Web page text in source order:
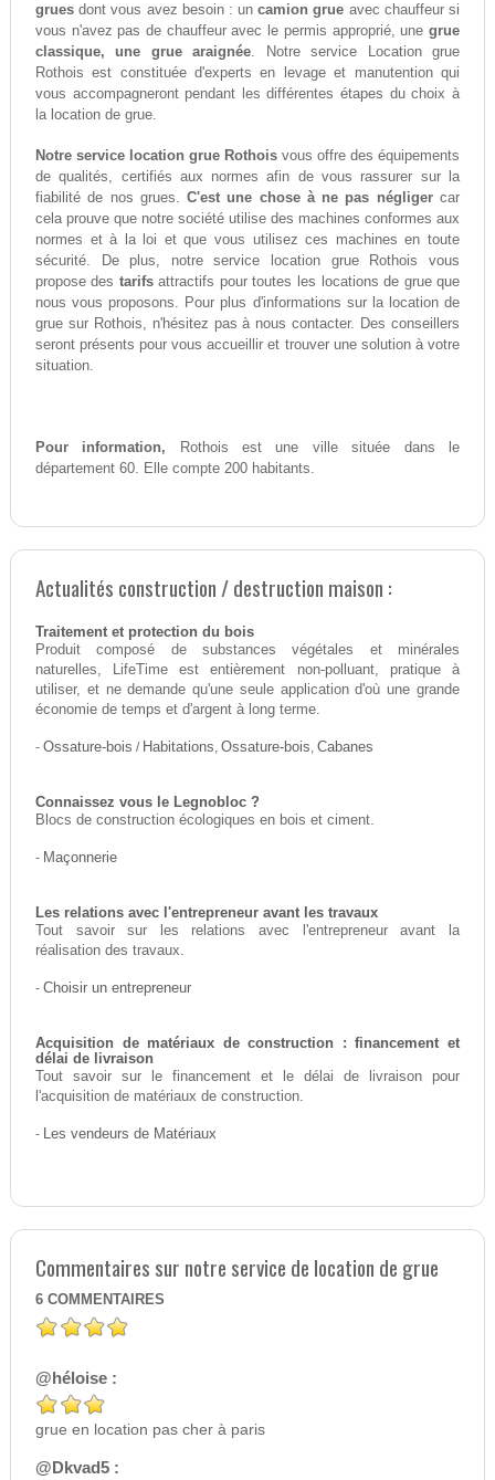
gruesdont vous avez besoin : uncamion grue avec chauffeur si
vous n'avez pas de chauffeur avec le permis approprié, unegrue
classique, une grue araignée. Notre service Location grue
Rothois est constituée d'experts en levage et manutention qui
vous accompagneront pendant les différentes étapes du choix à
la location de grue.
Notre service location grue Rothois vous offre des équipements
de qualités, certifiés aux normes afin de vous rassurer sur la
fiabilité de nos grues.C'est une chose à ne pas négligercar
cela prouve que notre société utilise des machines conformes aux
normes et à la loi et que vous utilisez ces machines en toute
sécurité. De plus, notre service location grue Rothois vous
propose des tarifsattractifs pour toutes les locations de grue que
nous vous proposons. Pour plus d'informations sur la location de
grue sur Rothois, n'hésitez pas à nous contacter. Des conseillers
seront présents pour vous accueillir et trouver une solution à votre
situation.
Pour information, Rothois est une ville située dans le
département 60. Elle compte 200 habitants.
Actualités construction / destruction maison :
Traitement et protection du bois
Produit composé de substances végétales et minérales
naturelles, LifeTime est entièrement non-polluant, pratique à
utiliser, et ne demande qu'une seule application d'où une grande
économie de temps et d'argent à long terme.
- Ossature-bois / Habitations, Ossature-bois, Cabanes
Connaissez vous le Legnobloc ?
Blocs de construction écologiques en bois et ciment.
- Maçonnerie
Les relations avec l'entrepreneur avant les travaux
Tout savoir sur les relations avec l'entrepreneur avant la
réalisation des travaux.
- Choisir un entrepreneur
Acquisition de matériaux de construction : financement et
délai de livraison
Tout savoir sur le financement et le délai de livraison pour
l'acquisition de matériaux de construction.
- Les vendeurs de Matériaux
Commentaires sur notre service de location de grue
6 COMMENTAIRES
@héloise :
grue en location pas cher à paris
@Dkvad5 :